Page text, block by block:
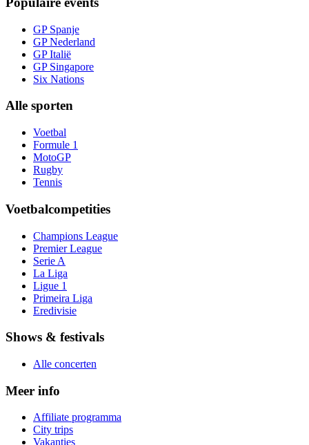
GP Spanje
GP Nederland
GP Italië
GP Singapore
Six Nations
Alle sporten
Voetbal
Formule 1
MotoGP
Rugby
Tennis
Voetbalcompetities
Champions League
Premier League
Serie A
La Liga
Ligue 1
Primeira Liga
Eredivisie
Shows & festivals
Alle concerten
Meer info
Affiliate programma
City trips
Vakanties